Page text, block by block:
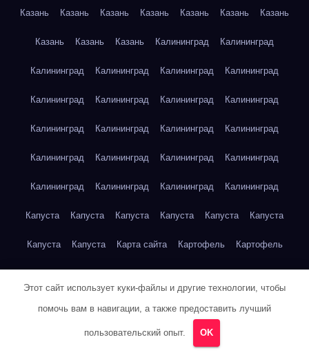
Казань Казань Казань Казань Казань Казань Казань
Казань Казань Казань Калининград Калининград
Калининград Калининград Калининград Калининград
Калининград Калининград Калининград Калининград
Калининград Калининград Калининград Калининград
Калининград Калининград Калининград Калининград
Калининград Калининград Калининград Калининград
Капуста Капуста Капуста Капуста Капуста Капуста
Капуста Капуста Карта сайта Картофель Картофель
Кейптаун
Кейптаун Кейптаун Кейптаун
Этот сайт использует куки-файлы и другие технологии, чтобы
помочь вам в навигации, а также предоставить лучший
пользовательский опыт. OK